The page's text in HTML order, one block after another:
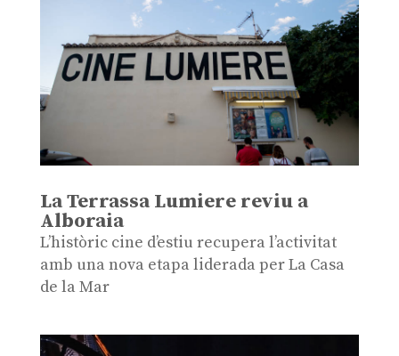
La Terrassa Lumiere reviu a
Alboraia
L’històric cine d’estiu recupera l’activitat
amb una nova etapa liderada per La Casa
de la Mar